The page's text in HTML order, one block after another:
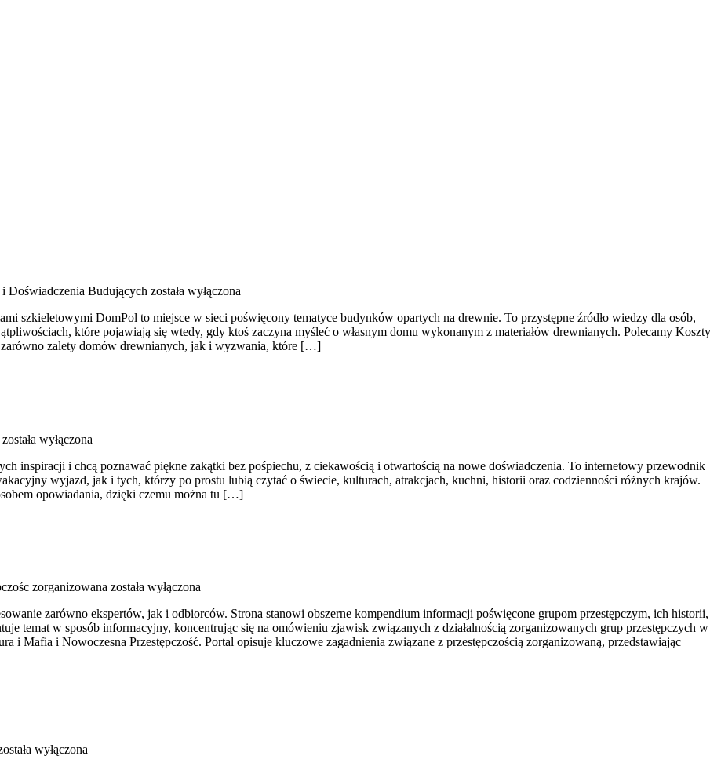
Doświadczenia Budujących została wyłączona
szkieletowymi DomPol to miejsce w sieci poświęcony tematyce budynków opartych na drewnie. To przystępne źródło wiedzy dla osób,
które pojawiają się wtedy, gdy ktoś zaczyna myśleć o własnym domu wykonanym z materiałów drewnianych. Polecamy Koszty
zalety domów drewnianych, jak i wyzwania, które […]
została wyłączona
inspiracji i chcą poznawać piękne zakątki bez pośpiechu, z ciekawością i otwartością na nowe doświadczenia. To internetowy przewodnik
wyjazd, jak i tych, którzy po prostu lubią czytać o świecie, kulturach, atrakcjach, kuchni, historii oraz codzienności różnych krajów.
opowiadania, dzięki czemu można tu […]
zorganizowana została wyłączona
zarówno ekspertów, jak i odbiorców. Strona stanowi obszerne kompendium informacji poświęcone grupom przestępczym, ich historii,
temat w sposób informacyjny, koncentrując się na omówieniu zjawisk związanych z działalnością zorganizowanych grup przestępczych w
i Mafia i Nowoczesna Przestępczość. Portal opisuje kluczowe zagadnienia związane z przestępczością zorganizowaną, przedstawiając
wyłączona